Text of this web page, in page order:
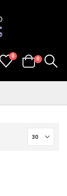
0
0